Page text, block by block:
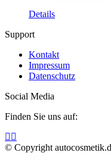
DetailsDieses
Varianten
auf.
Die
der
werden
Support
Kontakt
Impressum
Datenschutz
Social Media
Finden Sie uns auf:
Facebook
page
page
© Copyright